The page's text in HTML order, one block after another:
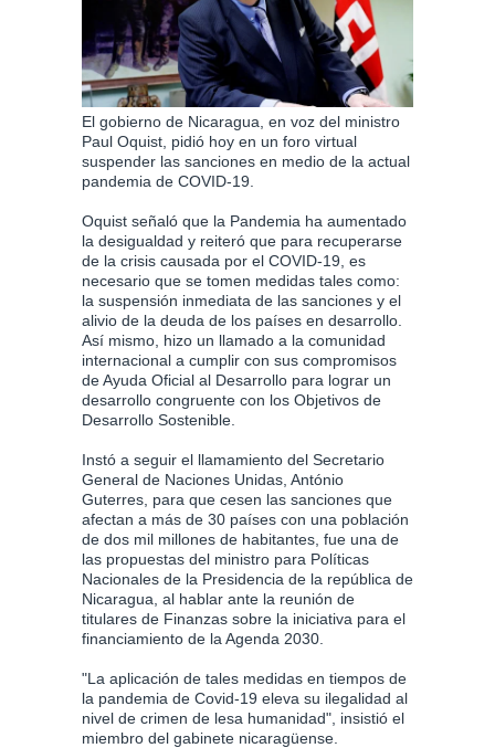
El gobierno de Nicaragua, en voz del ministro
Paul Oquist, pidió hoy en un foro virtual
suspender las sanciones en medio de la actual
pandemia de COVID-19.
Oquist señaló que la Pandemia ha aumentado
la desigualdad y reiteró que para recuperarse
de la crisis causada por el COVID-19, es
necesario que se tomen medidas tales como:
la suspensión inmediata de las sanciones y el
alivio de la deuda de los países en desarrollo.
Así mismo, hizo un llamado a la comunidad
internacional a cumplir con sus compromisos
de Ayuda Oficial al Desarrollo para lograr un
desarrollo congruente con los Objetivos de
Desarrollo Sostenible.
Instó a seguir el llamamiento del Secretario
General de Naciones Unidas, António
Guterres, para que cesen las sanciones que
afectan a más de 30 países con una población
de dos mil millones de habitantes, fue una de
las propuestas del ministro para Políticas
Nacionales de la Presidencia de la república de
Nicaragua, al hablar ante la reunión de
titulares de Finanzas sobre la iniciativa para el
financiamiento de la Agenda 2030.
"La aplicación de tales medidas en tiempos de
la pandemia de Covid-19 eleva su ilegalidad al
nivel de crimen de lesa humanidad", insistió el
miembro del gabinete nicaragüense.